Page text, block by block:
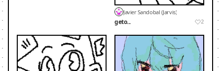
Javier Sandobal (Jarvis)
geto... 2